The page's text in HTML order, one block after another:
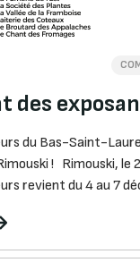
des
du Bas-Saint-
! Rimouski, le
revient du 4 au 7